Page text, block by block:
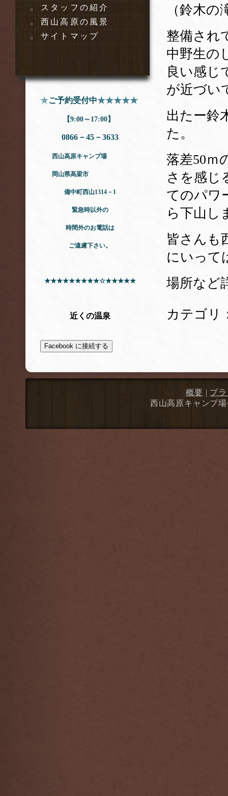
スタッフの紹介
西山高原の風景
サイトマップ
★ご予約受付中★★★★★
【9:00～17:00】
0866－45－3633
西山高原キャンプ場
岡山県高梁市
備中町西山1314－1
緊急時以外の
時間外のお電話は
ご遠慮下さい。
★★★★★★★★★☆★★★★★
近くの温泉
Facebook に接続する
（鈴木
整備され
中野生の
良い感じ
が近づい
出たー鈴
た。
落差50ｍ
さを感じ
てのパワ
ら下山し
皆さんも
にいって
場所など
カテゴリ
概要 | プ
西山高原キャンプ